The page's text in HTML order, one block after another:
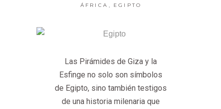
ÁFRICA , EGIPTO
Las Pirámides de Giza y la
Esfinge no solo son símbolos
de Egipto, sino también testigos
de una historia milenaria que